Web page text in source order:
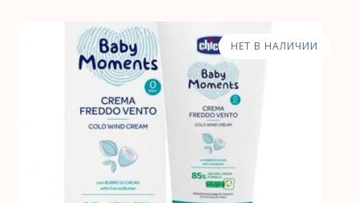
НЕТ В НАЛИЧИИ